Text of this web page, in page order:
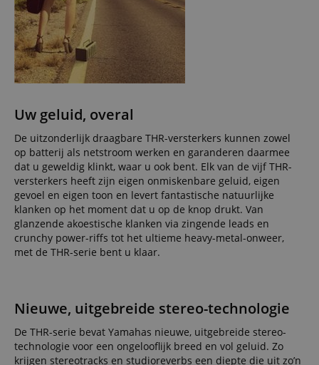
Uw geluid, overal
De uitzonderlijk draagbare THR-versterkers kunnen zowel
op batterij als netstroom werken en garanderen daarmee
dat u geweldig klinkt, waar u ook bent. Elk van de vijf THR-
versterkers heeft zijn eigen onmiskenbare geluid, eigen
gevoel en eigen toon en levert fantastische natuurlijke
klanken op het moment dat u op de knop drukt. Van
glanzende akoestische klanken via zingende leads en
crunchy power-riffs tot het ultieme heavy-metal-onweer,
met de THR-serie bent u klaar.
Nieuwe, uitgebreide stereo-technologie
De THR-serie bevat Yamahas nieuwe, uitgebreide stereo-
technologie voor een ongelooflijk breed en vol geluid. Zo
krijgen stereotracks en studioreverbs een diepte die uit zo’n